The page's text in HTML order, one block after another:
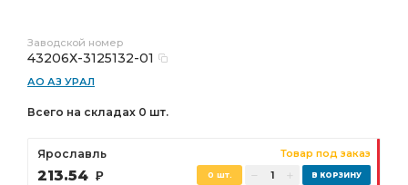
Заводской номер
43206Х-3125132-01
АО АЗ УРАЛ
Всего на складах 0 шт.
Ярославль Товар под заказ
213.54 Р 0 шт.